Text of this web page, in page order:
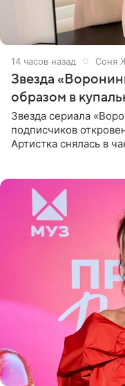
14 часов назад Соня
Звезда
образом в
Звезда сериала
подписчиков
Артистка снялась в